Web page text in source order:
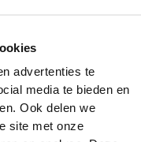
advertenties te
media te bieden en
Ook delen we
site met onze